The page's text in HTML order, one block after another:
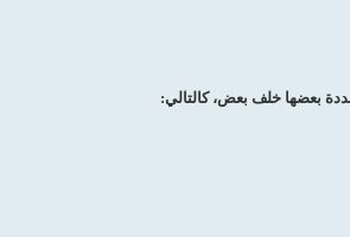
بعضها خلف بعض، كالتالي: